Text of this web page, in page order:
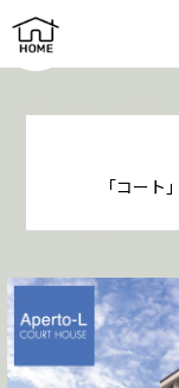
「コート」（中庭）
「コー